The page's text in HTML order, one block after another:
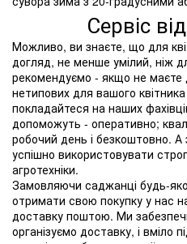
Сервіс
Можливо, ви знаєте, що для
догляд, не менше умілий, ніж
рекомендуємо - якщо не маєте
нетипових для вашого
покладайтеся на наших
допоможуть - оперативно;
робочий день і безкоштовно. А
успішно використовувати
агротехніки.
Замовляючи саджанці будь-
отримати свою покупку у нас
доставку поштою. Ми
організуємо доставку, і вміло